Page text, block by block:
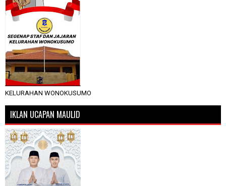
KELURAHAN WONOKUSUMO
IKLAN UCAPAN MAULID